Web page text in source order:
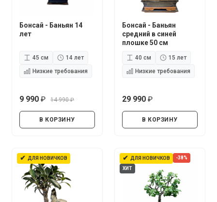
Бонсай - Баньян 14
лет
45 см
14 лет
Низкие требования
9 990
14 990
В КОРЗИНУ
Бонсай - Баньян
средний в синей
плошке 50 см
40 см
15 лет
Низкие требования
29 990
В КОРЗИНУ
✔ ДЛЯ НОВИЧКОВ ✔ ДЛЯ НОВИЧКОВ
-38%
ХИТ